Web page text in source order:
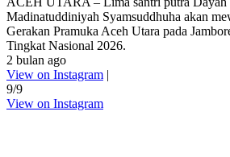
Madinatuddiniyah Syamsuddhuha akan
Gerakan Pramuka Aceh Utara pada
Tingkat Nasional 2026.
2 bulan ago
View on Instagram |
9/9
View on Instagram